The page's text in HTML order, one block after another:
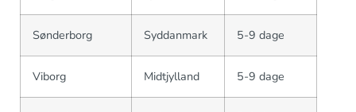
Sønderborg Syddanmark 5-9 dage
Viborg Midtjylland 5-9 dage